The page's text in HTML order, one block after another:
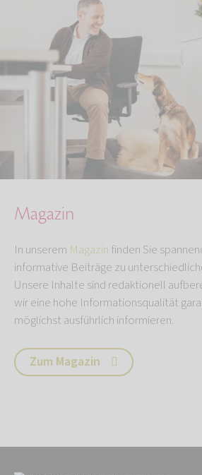
Magazin
In unserem Magazin finden Sie
informative Beiträge zu
Unsere Inhalte sind redaktionell
wir eine hohe Informationsqualität
möglichst ausführlich informieren.
Zum Magazin